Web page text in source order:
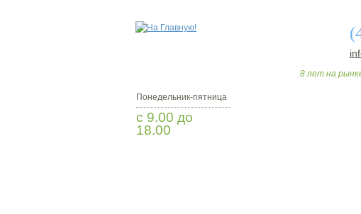
8 лет на
Понедельник-пятница
с 9.00 до
18.00